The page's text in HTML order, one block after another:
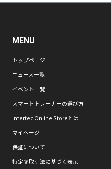
MENU
トップページ
ニュース一覧
イベント一覧
スマートトレーナーの選び方
Intertec Online Storeとは
マイページ
保証について
特定商取引法に基づく表示